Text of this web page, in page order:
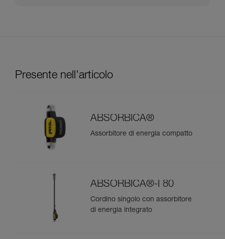
Presente nell'articolo
ABSORBICA®
Assorbitore di energia compatto
ABSORBICA®-I 80
Cordino singolo con assorbitore
di energia integrato